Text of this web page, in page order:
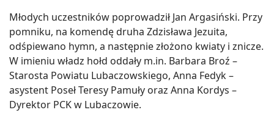
Młodych uczestników poprowadził Jan Argasiński. Przy
pomniku, na komendę druha Zdzisława Jezuita,
odśpiewano hymn, a następnie złożono kwiaty i znicze.
W imieniu władz hołd oddały m.in. Barbara Broź –
Starosta Powiatu Lubaczowskiego, Anna Fedyk –
asystent Poseł Teresy Pamuły oraz Anna Kordys –
Dyrektor PCK w Lubaczowie.